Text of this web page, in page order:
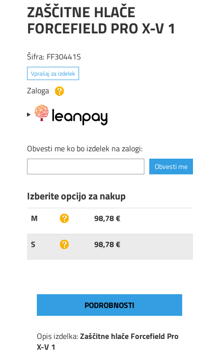
ZAŠČITNE HLAČE
FORCEFIELD PRO X-V 1
Šifra: FF30441S
Vprašaj za izdelek
Zaloga
Obvesti me ko bo izdelek na zalogi:
Izberite opcijo za nakup
M 98,78 €
S 98,78 €
PODROBNOSTI
Opis izdelka:Zaščitne hlače Forcefield Pro
X-V 1